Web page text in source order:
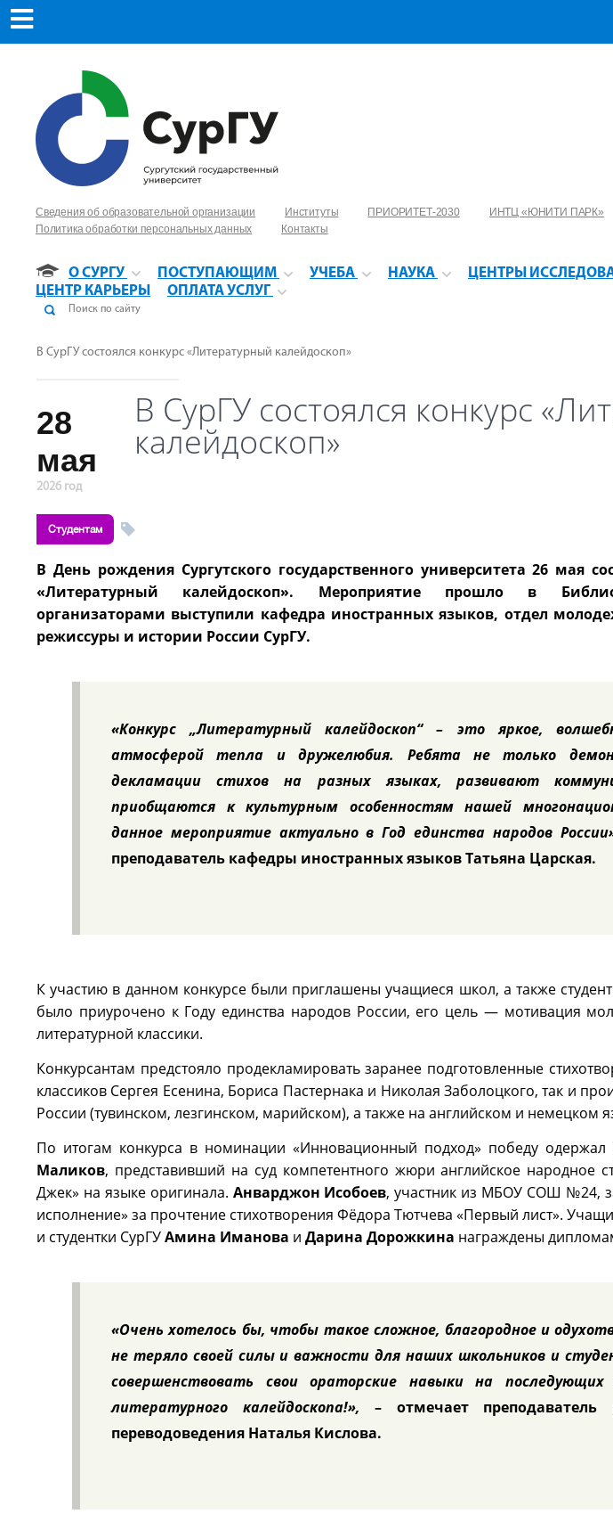
Сведения об образовательной организации Институты ПРИОРИТЕТ-2030 ИНТЦ «ЮНИТИ ПАРК»
Политика обработки персональных данных
Контакты
О СУРГУ ПОСТУПАЮЩИМ УЧЕБА НАУКА ЦЕНТРЫ
ЦЕНТР КАРЬЕРЫ
ОПЛАТА УСЛУГ
В СурГУ состоялся конкурс «Литературный калейдоскоп»
28
мая
2026 год
В СурГУ состоялся конкурс
калейдоскоп»
Студентам
В День рождения Сургутского государственного университета 26 мая
«Литературный калейдоскоп». Мероприятие прошло в
организаторами выступили кафедра иностранных языков, отдел
режиссуры и истории России СурГУ.
«Конкурс „Литературный калейдоскоп“ – это яркое,
атмосферой тепла и дружелюбия. Ребята не только
декламации стихов на разных языках, развивают
приобщаются к культурным особенностям нашей
данное мероприятие актуально в Год единства народов
преподаватель кафедры иностранных языков Татьяна Царская.
К участию в данном конкурсе были приглашены учащиеся школ, а также
было приурочено к Году единства народов России, его цель — мотивация
литературной классики.
Конкурсантам предстояло продекламировать заранее подготовленные
классиков Сергея Есенина, Бориса Пастернака и Николая Заболоцкого, так и
России (тувинском, лезгинском, марийском), а также на английском и немецком
По итогам конкурса в номинации «Инновационный подход» победу
Маликов, представивший на суд компетентного жюри английское народное
Джек» на языке оригинала. Анварджон Исобоев, участник из МБОУ СОШ №24,
исполнение» за прочтение стихотворения Фёдора Тютчева «Первый лист».
и студентки СурГУАмина Иманова и Дарина Дорожкина награждены
«Очень хотелось бы, чтобы такое сложное, благородное и
не теряло своей силы и важности для наших школьников и
совершенствовать свои ораторские навыки на
литературного калейдоскопа!», – отмечает
переводоведения Наталья Кислова.